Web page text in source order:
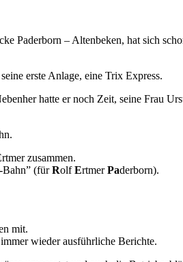
Paderborn – Altenbeken, hat sich
erste Anlage, eine Trix Express.
hatte er noch Zeit, seine Frau
zusammen.
Bahn” (fürRolfErtmerPaderborn).
mit.
wieder ausführliche Berichte.